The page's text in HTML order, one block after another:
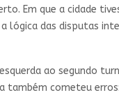
Em que a cidade
lógica das disputas
ao segundo
também cometeu